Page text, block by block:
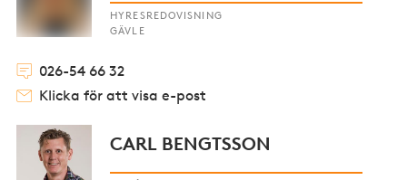
HYRESREDOVISNING
GÄVLE
026-54 66 32
Klicka för att visa e-post
CARL BENGTSSON